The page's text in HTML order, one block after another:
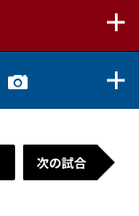
次の試合